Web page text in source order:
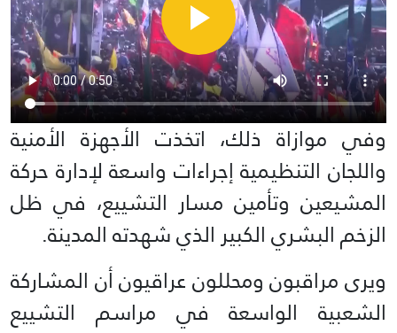
وفي موازاة ذلك، اتخذت الأجهزة الأمنية
واللجان التنظيمية إجراءات واسعة لإدارة حركة
المشيعين وتأمين مسار التشييع، في ظل
الزخم البشري الكبير الذي شهدته المدينة.
ويرى مراقبون ومحللون عراقيون أن المشاركة
الشعبية الواسعة في مراسم التشييع